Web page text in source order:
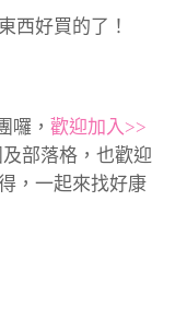
西好買的了！
囉， 歡迎加入>>
部落格，也歡迎
，一起來找好康